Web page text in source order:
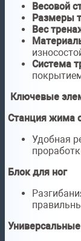
Весовой
Размеры
Вес
Система
Ключевые
Станция жима
Удобная
Блок для ног